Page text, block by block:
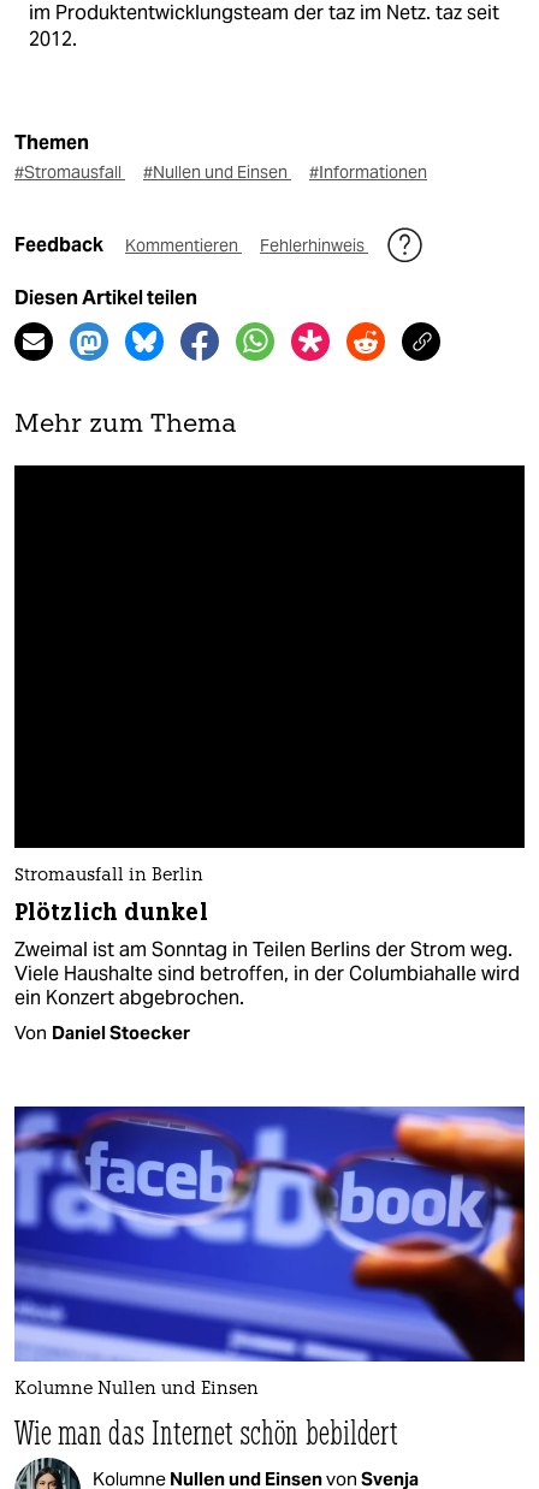
im Produktentwicklungsteam der taz im Netz. taz seit
2012.
Themen
#Stromausfall #Nullen und Einsen #Informationen
Feedback Kommentieren Fehlerhinweis
Diesen Artikel teilen
Mehr zum Thema
Stromausfall in Berlin
Plötzlich dunkel
Zweimal ist am Sonntag in Teilen Berlins der Strom weg.
Viele Haushalte sind betroffen, in der Columbiahalle wird
ein Konzert abgebrochen.
Von Daniel Stoecker
Kolumne Nullen und Einsen
Wie man das Internet schön bebildert
Kolumne Nullen und Einsenvon Svenja